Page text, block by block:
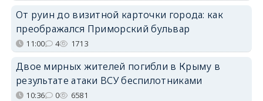
От руин до визитной карточки города: как
преображался Приморский бульвар
11:00 4 1713
Двое мирных жителей погибли в Крыму в
результате атаки ВСУ беспилотниками
10:36 0 6581